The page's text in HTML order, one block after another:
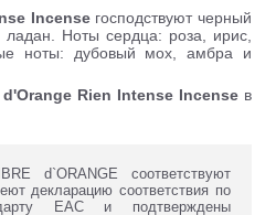
Incense господствуют черный
Ноты сердца: роза, ирис,
ноты: дубовый мох, амбра и
Rien Intense Incense в
d`ORANGE соответствуют
декларацию соответствия по
ЕАС и подтверждены